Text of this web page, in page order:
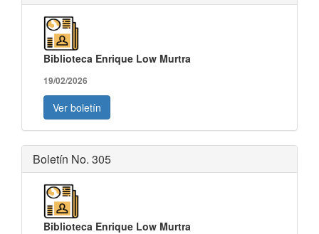
Biblioteca Enrique Low Murtra
19/02/2026
Ver boletín
Boletín No. 305
Biblioteca Enrique Low Murtra